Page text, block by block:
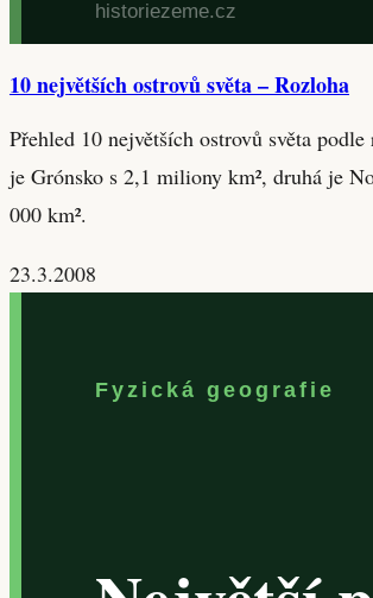
10 největších ostrovů světa – Rozloha
Přehled 10 největších ostrovů světa
je Grónsko s 2,1 miliony km², druhá je
000 km².
23.3.2008